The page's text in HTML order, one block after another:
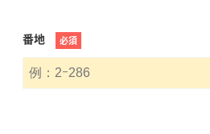
番地 必須